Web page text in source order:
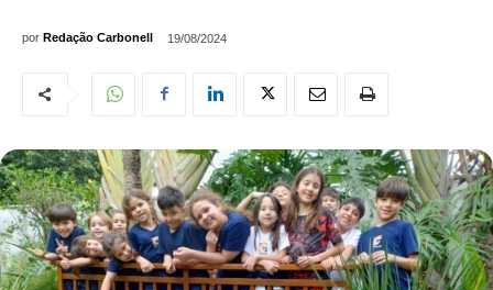
por Redação Carbonell 19/08/2024